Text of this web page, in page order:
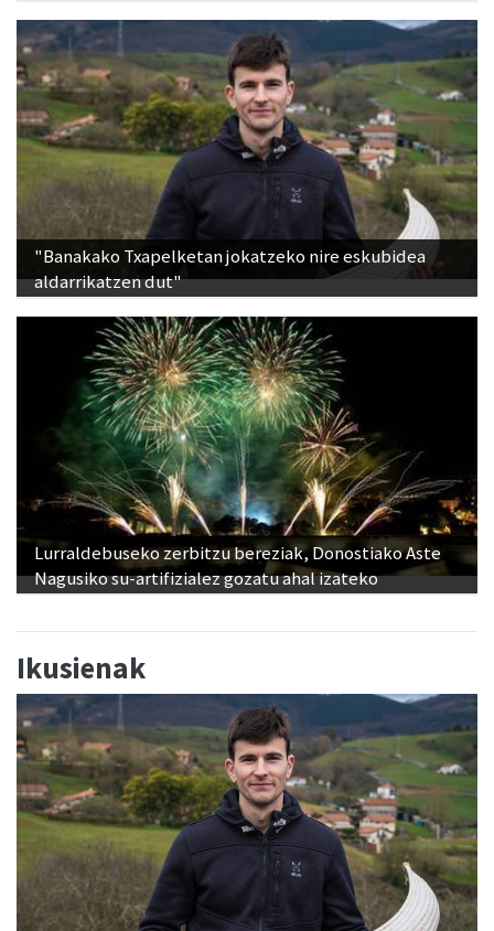
"Banakako Txapelketan jokatzeko nire eskubidea
aldarrikatzen dut"
Lurraldebuseko zerbitzu bereziak, Donostiako Aste
Nagusiko su-artifizialez gozatu ahal izateko
Ikusienak